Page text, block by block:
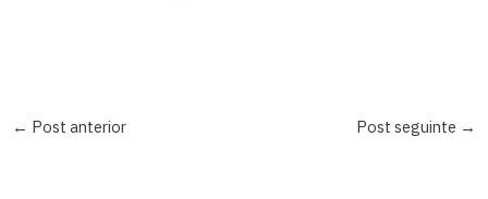
← Post anterior Post seguinte →